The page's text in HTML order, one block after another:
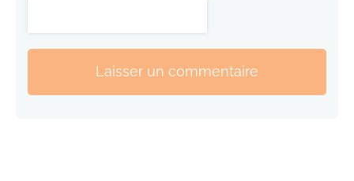
Laisser un commentaire